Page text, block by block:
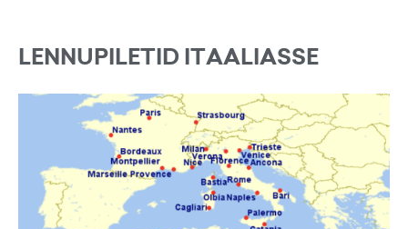
LENNUPILETID ITAALIASSE